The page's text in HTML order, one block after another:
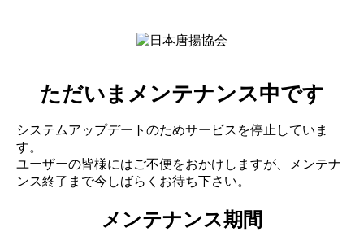
ただいまメンテナンス中です
システムアップデートのためサービスを停止していま
す。
ユーザーの皆様にはご不便をおかけしますが、メンテナ
ンス終了まで今しばらくお待ち下さい。
メンテナンス期間